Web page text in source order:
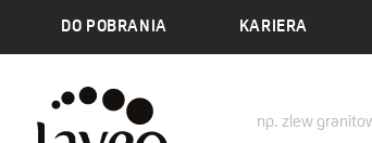
DO POBRANIA KARIERA